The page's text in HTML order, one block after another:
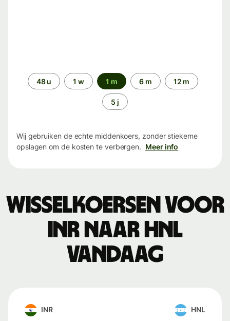
Periode48 u 1 w 1 m 6 m 12 m
5 j
Wij gebruiken de echte middenkoers, zonder stiekeme
opslagen om de kosten te verbergen. Meer info
Wisselkoersen voor
INR naar HNL
vandaag
INR HNL